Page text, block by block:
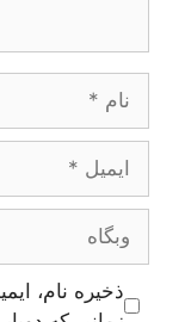
وبگاه
ذخیره نام،